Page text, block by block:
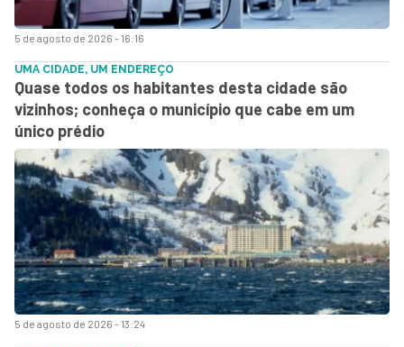
5 de agosto de 2026 - 16:16
5 de agosto de 2026 - 13:24
UMA CIDADE, UM ENDEREÇO
Quase todos os habitantes desta cidade são
vizinhos; conheça o município que cabe em um
único prédio